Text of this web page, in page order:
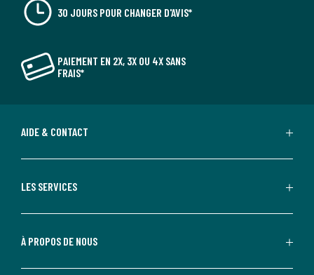
30 JOURS POUR CHANGER D'AVIS*
PAIEMENT EN 2X, 3X OU 4X SANS
FRAIS*
AIDE & CONTACT
LES SERVICES
À PROPOS DE NOUS